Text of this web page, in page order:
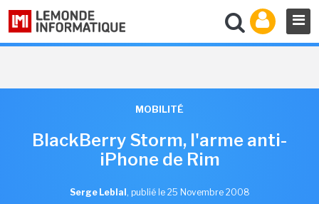
MOBILITÉ
BlackBerry Storm, l'arme anti-
iPhone de Rim
Serge Leblal , publié le 25 Novembre 2008